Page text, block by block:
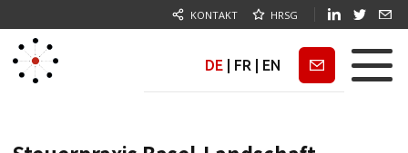
KONTAKT HRSG
DE FR EN Newsletter